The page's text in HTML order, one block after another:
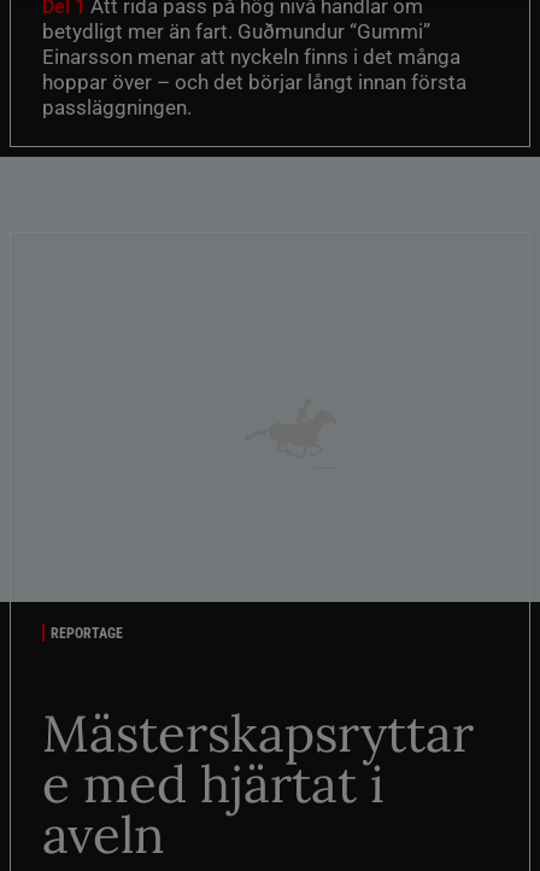
Del 1 Att rida pass på hög nivå handlar om
betydligt mer än fart. Guðmundur “Gummi”
Einarsson menar att nyckeln finns i det många
hoppar över – och det börjar långt innan första
passläggningen.
REPORTAGE
Mästerskapsryttar
e med hjärtat i
aveln